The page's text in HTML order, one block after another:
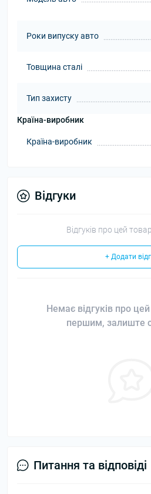
Роки випуску авто
Товщина сталі
Тип захисту
Країна-виробник
Країна-виробник
Відгуки
Відгуків про цей
+ Додати
Немає відгуків про
першим, залиште
Питання та відповіді